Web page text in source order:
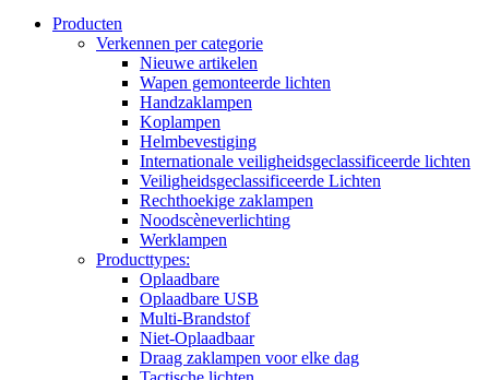
Producten
Verkennen per categorie
Nieuwe artikelen
Wapen gemonteerde lichten
Handzaklampen
Koplampen
Helmbevestiging
Internationale veiligheidsgeclassificeerde lichten
Veiligheidsgeclassificeerde Lichten
Rechthoekige zaklampen
Noodscèneverlichting
Werklampen
Producttypes:
Oplaadbare
Oplaadbare USB
Multi-Brandstof
Niet-Oplaadbaar
Draag zaklampen voor elke dag